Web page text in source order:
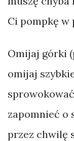
Ci pompkę w
Omijaj górki
omijaj
zapomnieć o
przez chwilę